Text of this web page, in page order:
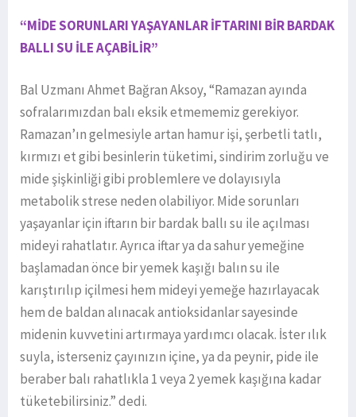
“MİDE SORUNLARI YAŞAYANLAR İFTARINI BİR BARDAK
BALLI SU İLE AÇABİLİR”
Bal Uzmanı Ahmet Bağran Aksoy, “Ramazan ayında
sofralarımızdan balı eksik etmememiz gerekiyor.
Ramazan’ın gelmesiyle artan hamur işi, şerbetli tatlı,
kırmızı et gibi besinlerin tüketimi, sindirim zorluğu ve
mide şişkinliği gibi problemlere ve dolayısıyla
metabolik strese neden olabiliyor. Mide sorunları
yaşayanlar için iftarın bir bardak ballı su ile açılması
mideyi rahatlatır. Ayrıca iftar ya da sahur yemeğine
başlamadan önce bir yemek kaşığı balın su ile
karıştırılıp içilmesi hem mideyi yemeğe hazırlayacak
hem de baldan alınacak antioksidanlar sayesinde
midenin kuvvetini artırmaya yardımcı olacak. İster ılık
suyla, isterseniz çayınızın içine, ya da peynir, pide ile
beraber balı rahatlıkla 1 veya 2 yemek kaşığına kadar
tüketebilirsiniz.” dedi.